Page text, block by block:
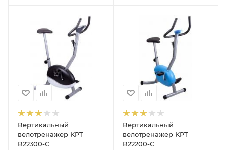
Вертикальный
велотренажер KPT
B22300-C
Вертикальный
велотренажер KPT
B22200-C